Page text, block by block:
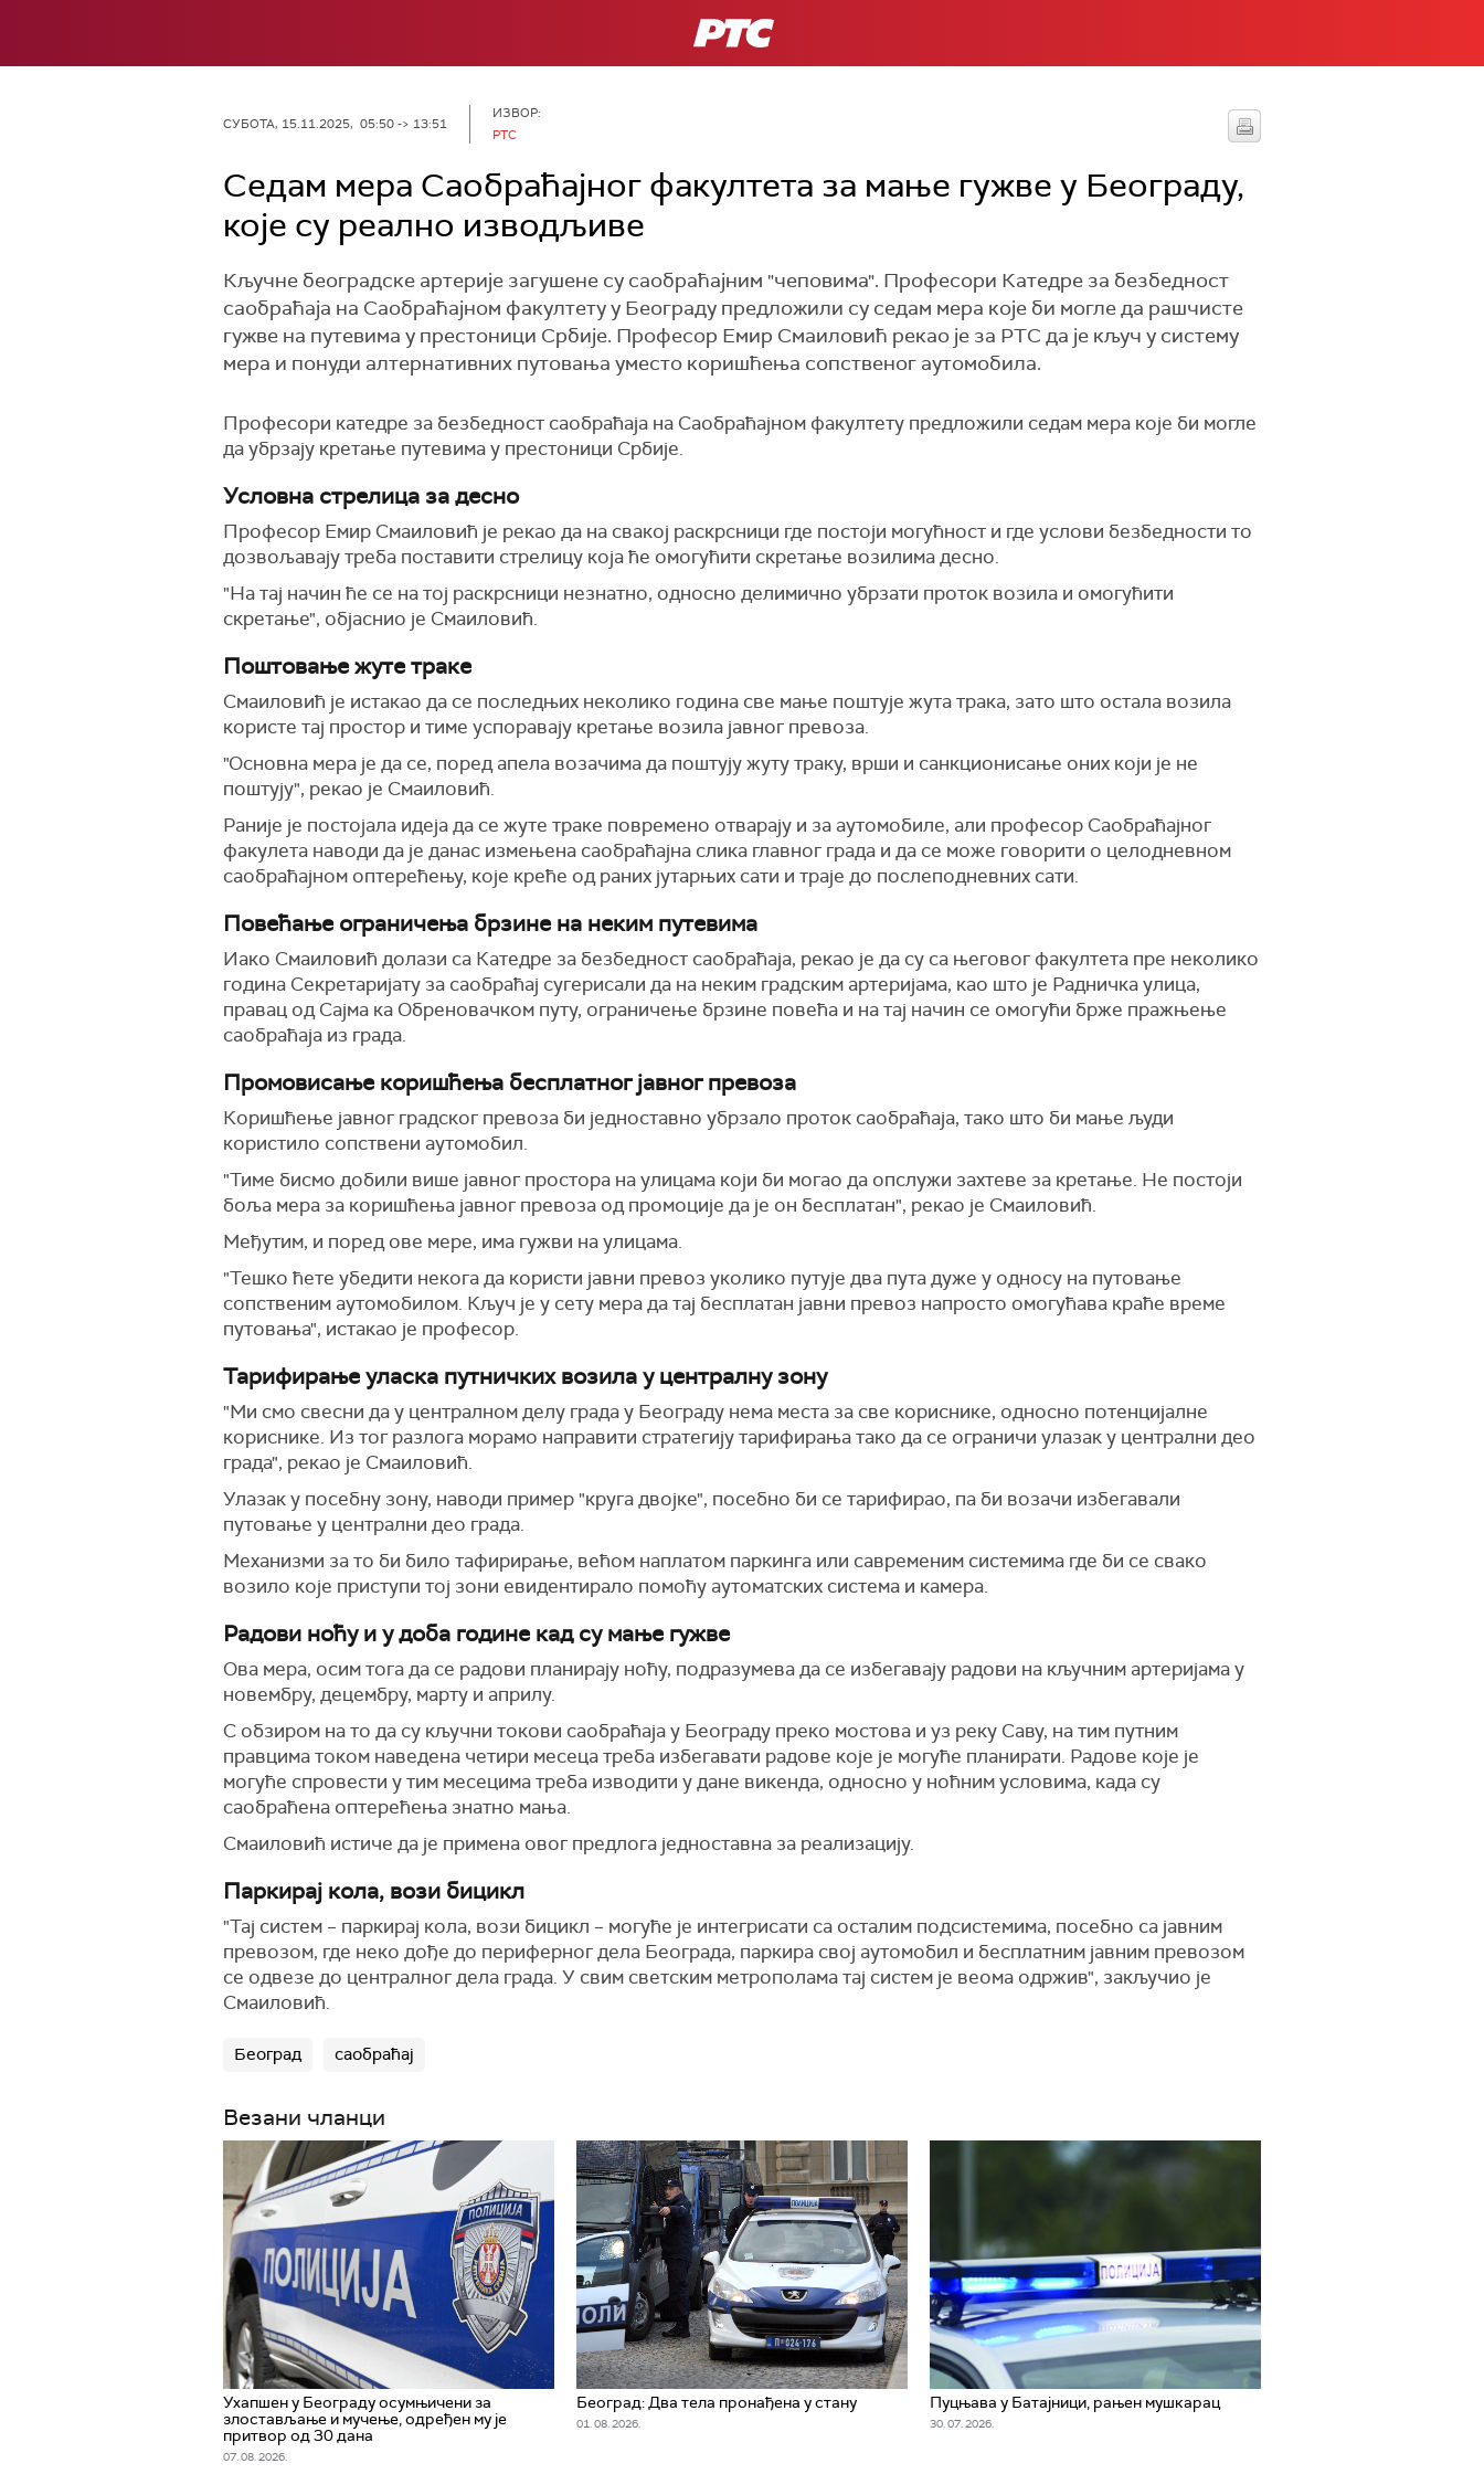
РТС
СУБОТА, 15.11.2025, 05:50 -> 13:51
ИЗВОР:
РТС
Седам мера Саобраћајног факултета за мање гужве у Београду,
које су реално изводљиве
Кључне београдске артерије загушене су саобраћајним "чеповима". Професори Катедре за безбедност
саобраћаја на Саобраћајном факултету у Београду предложили су седам мера које би могле да рашчисте
гужве на путевима у престоници Србије. Професор Емир Смаиловић рекао је за РТС да је кључ у систему
мера и понуди алтернативних путовања уместо коришћења сопственог аутомобила.
Професори катедре за безбедност саобраћаја на Саобраћајном факултету предложили седам мера које би могле
да убрзају кретање путевима у престоници Србије.
Условна стрелица за десно
Професор Емир Смаиловић је рекао да на свакој раскрсници где постоји могућност и где услови безбедности то
дозвољавају треба поставити стрелицу која ће омогућити скретање возилима десно.
"На тај начин ће се на тој раскрсници незнатно, односно делимично убрзати проток возила и омогућити
скретање", објаснио је Смаиловић.
Поштовање жуте траке
Смаиловић је истакао да се последњих неколико година све мање поштује жута трака, зато што остала возила
користе тај простор и тиме успоравају кретање возила јавног превоза.
"Основна мера је да се, поред апела возачима да поштују жуту траку, врши и санкционисање оних који је не
поштују", рекао је Смаиловић.
Раније је постојала идеја да се жуте траке повремено отварају и за аутомобиле, али професор Саобраћајног
факулета наводи да је данас измењена саобраћајна слика главног града и да се може говорити о целодневном
саобраћајном оптерећењу, које креће од раних јутарњих сати и траје до послеподневних сати.
Повећање ограничења брзине на неким путевима
Иако Смаиловић долази са Катедре за безбедност саобраћаја, рекао је да су са његовог факултета пре неколико
година Секретаријату за саобраћај сугерисали да на неким градским артеријама, као што је Радничка улица,
правац од Сајма ка Обреновачком путу, ограничење брзине повећа и на тај начин се омогући брже пражњење
саобраћаја из града.
Промовисање коришћења бесплатног јавног превоза
Коришћење јавног градског превоза би једноставно убрзало проток саобраћаја, тако што би мање људи
користило сопствени аутомобил.
"Тиме бисмо добили више јавног простора на улицама који би могао да опслужи захтеве за кретање. Не постоји
боља мера за коришћења јавног превоза од промоције да је он бесплатан", рекао је Смаиловић.
Међутим, и поред ове мере, има гужви на улицама.
"Тешко ћете убедити некога да користи јавни превоз уколико путује два пута дуже у односу на путовање
сопственим аутомобилом. Кључ је у сету мера да тај бесплатан јавни превоз напросто омогућава краће време
путовања", истакао је професор.
Тарифирање уласка путничких возила у централну зону
"Ми смо свесни да у централном делу града у Београду нема места за све кориснике, односно потенцијалне
кориснике. Из тог разлога морамо направити стратегију тарифирања тако да се ограничи улазак у централни део
града", рекао је Смаиловић.
Улазак у посебну зону, наводи пример "круга двојке", посебно би се тарифирао, па би возачи избегавали
путовање у централни део града.
Механизми за то би било тафирирање, већом наплатом паркинга или савременим системима где би се свако
возило које приступи тој зони евидентирало помоћу аутоматских система и камера.
Радови ноћу и у доба године кад су мање гужве
Ова мера, осим тога да се радови планирају ноћу, подразумева да се избегавају радови на кључним артеријама у
новембру, децембру, марту и априлу.
С обзиром на то да су кључни токови саобраћаја у Београду преко мостова и уз реку Саву, на тим путним
правцима током наведена четири месеца треба избегавати радове које је могуће планирати. Радове које је
могуће спровести у тим месецима треба изводити у дане викенда, односно у ноћним условима, када су
саобраћена оптерећења знатно мања.
Смаиловић истиче да је примена овог предлога једноставна за реализацију.
Паркирај кола, вози бицикл
"Тај систем – паркирај кола, вози бицикл – могуће је интегрисати са осталим подсистемима, посебно са јавним
превозом, где неко дође до периферног дела Београда, паркира свој аутомобил и бесплатним јавним превозом
се одвезе до централног дела града. У свим светским метрополама тај систем је веома одржив", закључио је
Смаиловић.
Београд саобраћај
Везани чланци
Ухапшен у Београду осумњичени за
злостављање и мучење, одређен му је
притвор од 30 дана
07. 08. 2026.
Београд: Два тела пронађена у стану
01. 08. 2026.
Пуцњава у Батајници, рањен мушкарац
30. 07. 2026.